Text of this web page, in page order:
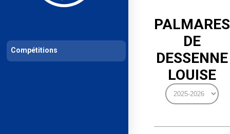
PALMARES
DE
DESSENNE
LOUISE
Compétitions